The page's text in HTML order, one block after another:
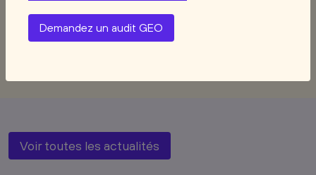
Voir toutes les actualités
Demandez un audit GEO